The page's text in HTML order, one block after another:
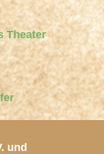
Theater
und